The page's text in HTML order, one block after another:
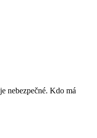
nebezpečné. Kdo má